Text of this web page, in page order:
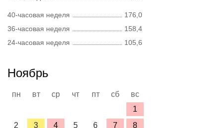
40-часовая неделя
176,0
36-часовая неделя
158,4
24-часовая неделя
105,6
Ноябрь
пн вт ср чт пт сб
вс
1
2
3 4 5 6 7 8